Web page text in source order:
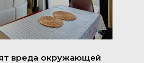
вреда окружающей